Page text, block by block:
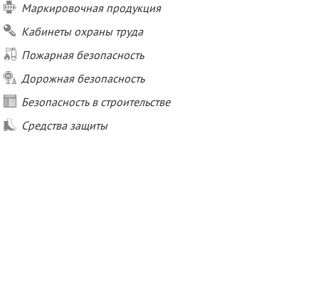
Маркировочная продукция
Кабинеты охраны труда
Пожарная безопасность
Дорожная безопасность
Безопасность в строительстве
Средства защиты